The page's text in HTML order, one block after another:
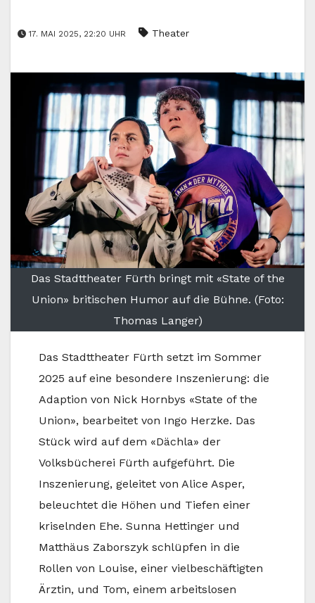
17. MAI 2025, 22:20 UHR Theater
Das Stadttheater Fürth bringt mit «State of the
Union» britischen Humor auf die Bühne. (Foto:
Thomas Langer)
Das Stadttheater Fürth setzt im Sommer
2025 auf eine besondere Inszenierung: die
Adaption von Nick Hornbys «State of the
Union», bearbeitet von Ingo Herzke. Das
Stück wird auf dem «Dächla» der
Volksbücherei Fürth aufgeführt. Die
Inszenierung, geleitet von Alice Asper,
beleuchtet die Höhen und Tiefen einer
kriselnden Ehe. Sunna Hettinger und
Matthäus Zaborszyk schlüpfen in die
Rollen von Louise, einer vielbeschäftigten
Ärztin, und Tom, einem arbeitslosen